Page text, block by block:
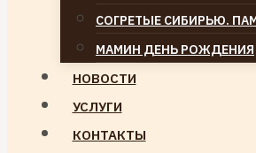
СОГРЕТЫЕ СИБИРЬЮ.
МАМИН ДЕНЬ РОЖДЕНИЯ
НОВОСТИ
УСЛУГИ
КОНТАКТЫ